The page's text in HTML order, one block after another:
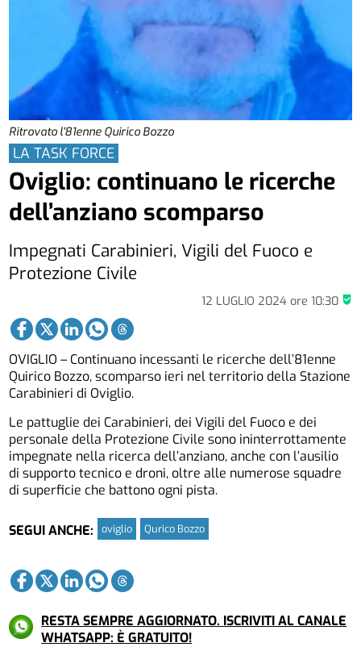
Ritrovato l'81enne Quirico Bozzo
12 LUGLIO 2024 ore 10:30
LA TASK FORCE
Oviglio: continuano le ricerche
dell’anziano scomparso
Impegnati Carabinieri, Vigili del Fuoco e
Protezione Civile
OVIGLIO – Continuano incessanti le ricerche dell’81enne
Quirico Bozzo, scomparso ieri nel territorio della Stazione
Carabinieri di Oviglio.
Le pattuglie dei Carabinieri, dei Vigili del Fuoco e dei
personale della Protezione Civile sono ininterrottamente
impegnate nella ricerca dell’anziano, anche con l’ausilio
di supporto tecnico e droni, oltre alle numerose squadre
di superficie che battono ogni pista.
SEGUI ANCHE: oviglio Qurico Bozzo
RESTA SEMPRE AGGIORNATO. ISCRIVITI AL CANALE
WHATSAPP: È GRATUITO!